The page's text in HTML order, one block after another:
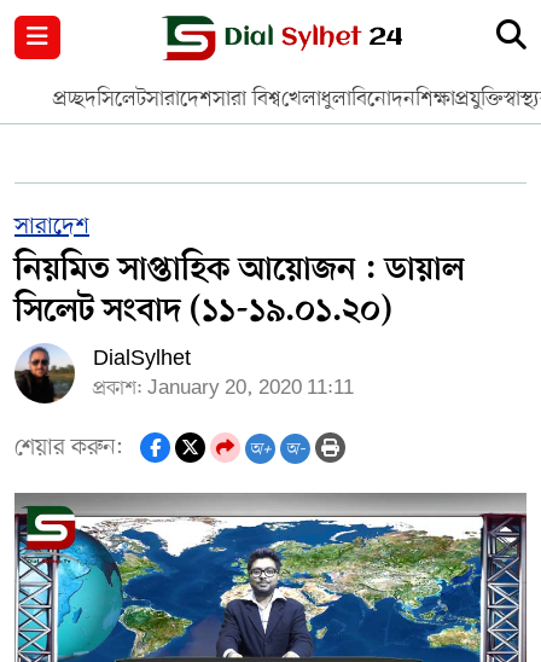
প্রচ্ছদসিলেটসারাদেশসারা বিশ্বখেলাধুলাবিনোদনশিক্ষাপ্রযুক্তি
সারাদেশ
নিয়মিত সাপ্তাহিক আয়োজন : ডায়াল
সিলেট সংবাদ (১১-১৯.০১.২০)
DialSylhet
প্রকাশ: January 20, 2020 11:11
শেয়ার করুন: অ+ অ-
নগর পরিকল্পনা
সুনামগঞ্জ
হবিগঞ্জ
মৌলভীবাজার
জাতীয়
আন্তর্জাতিক
মুক্তমত
YOUTUBE
FACEBOOK
TERMS & CONDITIONS
EDITOR & PUBLISHER : SOHEL AHMED
ডায়ালসিলেট যাত্রা
CONTACT US
সম্পাদকীয় কলাম
ABOUT US